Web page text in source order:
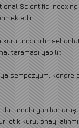
Scientific Indexing
kurulunca bilimsel
taraması yapılır.
sempozyum,
yapılan
etik kurul onayı